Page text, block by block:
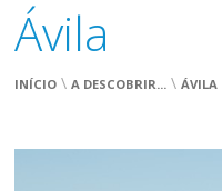
Ávila
INÍCIO \ A DESCOBRIR... \ ÁVILA